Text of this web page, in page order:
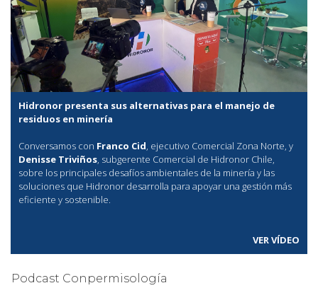
Hidronor presenta sus alternativas para el manejo de
residuos en minería
Conversamos con Franco Cid, ejecutivo Comercial Zona Norte, y
Denisse Triviños, subgerente Comercial de Hidronor Chile,
sobre los principales desafíos ambientales de la minería y las
soluciones que Hidronor desarrolla para apoyar una gestión más
eficiente y sostenible.
VER VÍDEO
Podcast Conpermisología